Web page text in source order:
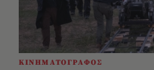
ΚΙΝΗΜΑΤΟΓΡΑΦΟΣ